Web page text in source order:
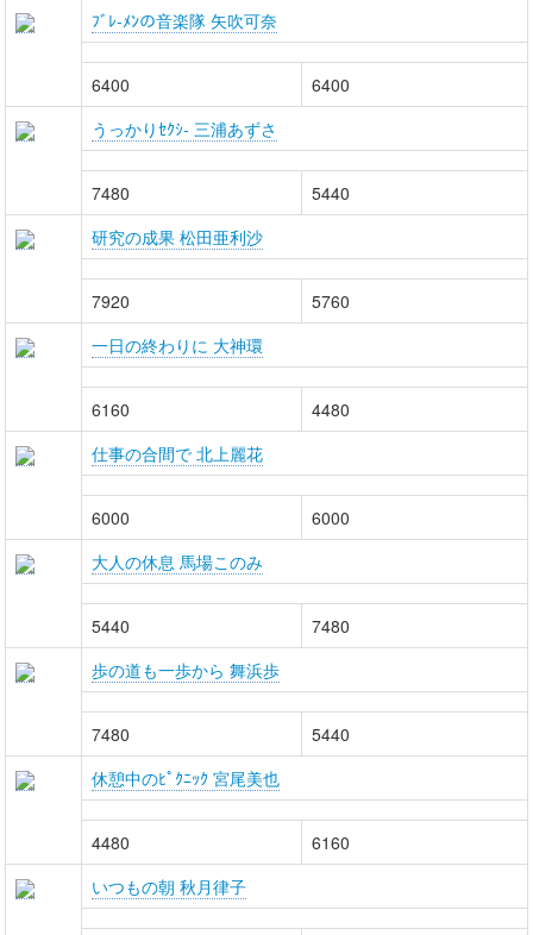
ﾌﾞﾚ-ﾒﾝの音楽隊 矢吹可奈
6400
6400
うっかりｾｸｼ- 三浦あずさ
7480
5440
研究の成果 松田亜利沙
7920
5760
一日の終わりに 大神環
6160
4480
仕事の合間で 北上麗花
6000
6000
大人の休息 馬場このみ
5440
7480
歩の道も一歩から 舞浜歩
7480
5440
休憩中のﾋﾟｸﾆｯｸ 宮尾美也
4480
6160
いつもの朝 秋月律子